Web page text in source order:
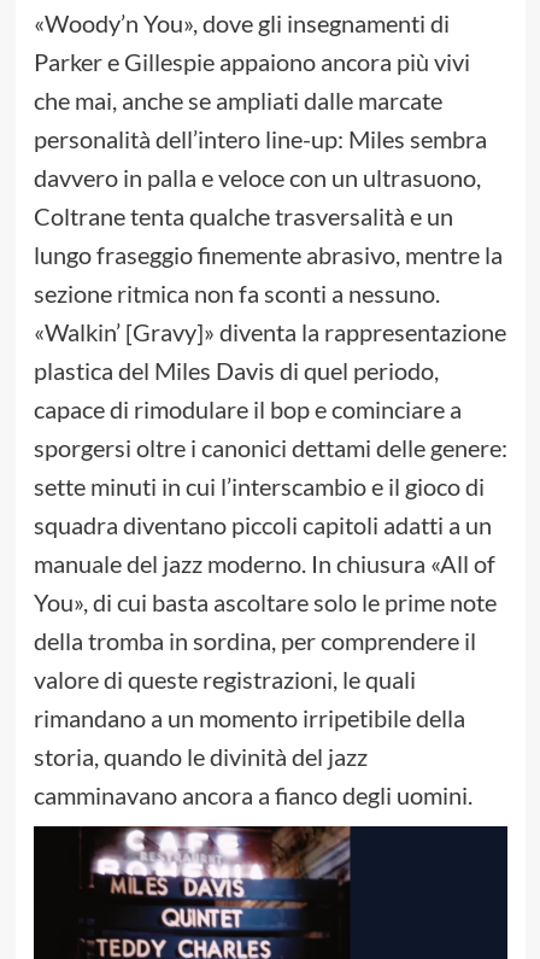
«Woody’n You», dove gli insegnamenti di
Parker e Gillespie appaiono ancora più vivi
che mai, anche se ampliati dalle marcate
personalità dell’intero line-up: Miles sembra
davvero in palla e veloce con un ultrasuono,
Coltrane tenta qualche trasversalità e un
lungo fraseggio finemente abrasivo, mentre la
sezione ritmica non fa sconti a nessuno.
«Walkin’ [Gravy]» diventa la rappresentazione
plastica del Miles Davis di quel periodo,
capace di rimodulare il bop e cominciare a
sporgersi oltre i canonici dettami delle genere:
sette minuti in cui l’interscambio e il gioco di
squadra diventano piccoli capitoli adatti a un
manuale del jazz moderno. In chiusura «All of
You», di cui basta ascoltare solo le prime note
della tromba in sordina, per comprendere il
valore di queste registrazioni, le quali
rimandano a un momento irripetibile della
storia, quando le divinità del jazz
camminavano ancora a fianco degli uomini.